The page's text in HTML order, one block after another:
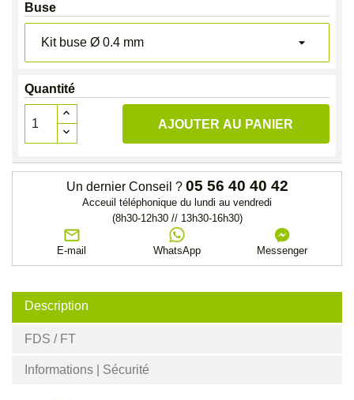
Buse
Quantité
AJOUTER AU PANIER
Un dernier Conseil ? 05 56 40 40 42
Acceuil téléphonique du lundi au vendredi
(8h30-12h30 // 13h30-16h30)
E-mail WhatsApp Messenger
Description
FDS / FT
Informations | Sécurité